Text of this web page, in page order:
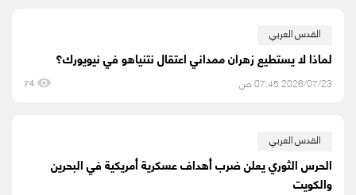
القدس العربي
لماذا لا يستطيع زهران ممداني اعتقال نتنياهو في نيويورك؟
2026/07/23 07:45 ص 74
القدس العربي
الحرس الثوري يعلن ضرب أهداف عسكرية أمريكية في البحرين
والكويت